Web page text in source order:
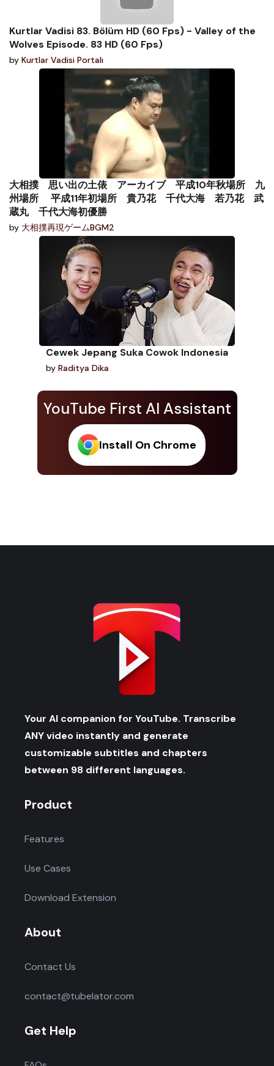
YouTube First AI Assistant
Install On Chrome
Kurtlar Vadisi 83. Bölüm HD (60 Fps) - Valley of the
Wolves Episode. 83 HD (60 Fps)
by Kurtlar Vadisi Portalı
大相撲 思い出の土俵 アーカイブ 平成10年秋場所 九
州場所 平成11年初場所 貴乃花 千代大海 若乃花 武
蔵丸 千代大海初優勝
by 大相撲再現ゲームBGM2
Cewek Jepang Suka Cowok Indonesia
by Raditya Dika
Your AI companion for YouTube. Transcribe
ANY video instantly and generate
customizable subtitles and chapters
between 98 different languages.
Product
Features
Use Cases
Download Extension
About
Contact Us
contact@tubelator.com
Get Help